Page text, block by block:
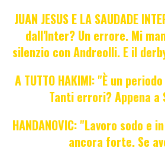
JUAN JESUS E LA SAUDADE
dall'Inter? Un errore. Mi
silenzio con Andreolli. E il
A TUTTO HAKIMI: "È un
Tanti errori? Appena a
HANDANOVIC: "Lavoro sodo e
ancora forte. Se